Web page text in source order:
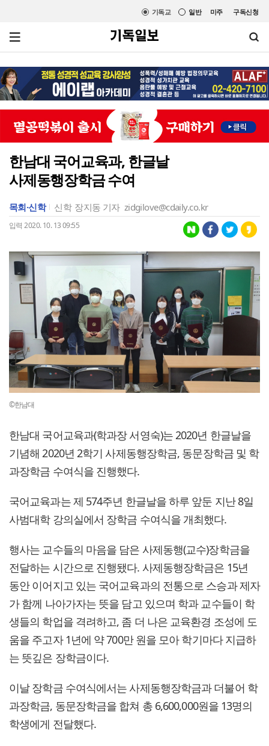
미주 구독신청
일반
기독교
한남대 국어교육과, 한글날
사제동행장학금 수여
목회·신학 신학 장지동 기자 zidgilove@cdaily.co.kr
입력 2020. 10. 13 09:55
©한남대
한남대 국어교육과(학과장 서영숙)는 2020년 한글날을
기념해 2020년 2학기 사제동행장학금, 동문장학금 및 학
과장학금 수여식을 진행했다.
국어교육과는 제 574주년 한글날을 하루 앞둔 지난 8일
사범대학 강의실에서 장학금 수여식을 개최했다.
행사는 교수들의 마음을 담은 사제동행(교수)장학금을
전달하는 시간으로 진행됐다. 사제동행장학금은 15년
동안 이어지고 있는 국어교육과의 전통으로 스승과 제자
가 함께 나아가자는 뜻을 담고 있으며 학과 교수들이 학
생들의 학업을 격려하고, 좀 더 나은 교육환경 조성에 도
움을 주고자 1년에 약 700만 원을 모아 학기마다 지급하
는 뜻깊은 장학금이다.
이날 장학금 수여식에서는 사제동행장학금과 더불어 학
과장학금, 동문장학금을 합쳐 총 6,600,000원을 13명의
학생에게 전달했다.